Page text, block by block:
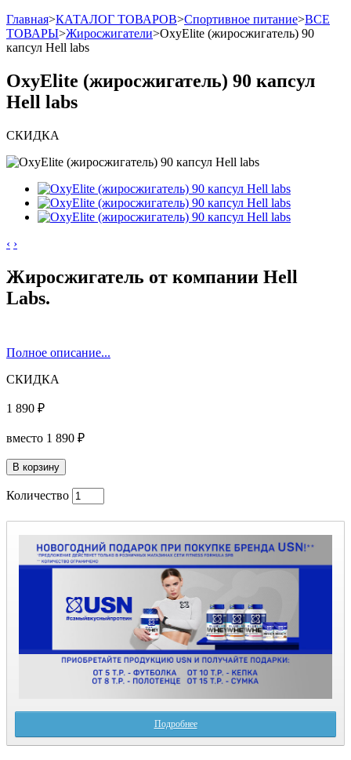
Главная>КАТАЛОГ ТОВАРОВ>Спортивное питание>ВСЕ
ТОВАРЫ>Жиросжигатели>OxyElite (жиросжигатель) 90
капсул Hell labs
OxyElite (жиросжигатель) 90 капсул
Hell labs
СКИДКА
‹ ›
Жиросжигатель от компании Hell
Labs.
Полное описание...
СКИДКА
1 890 ₽
вместо 1 890 ₽
Количество
Подробнее